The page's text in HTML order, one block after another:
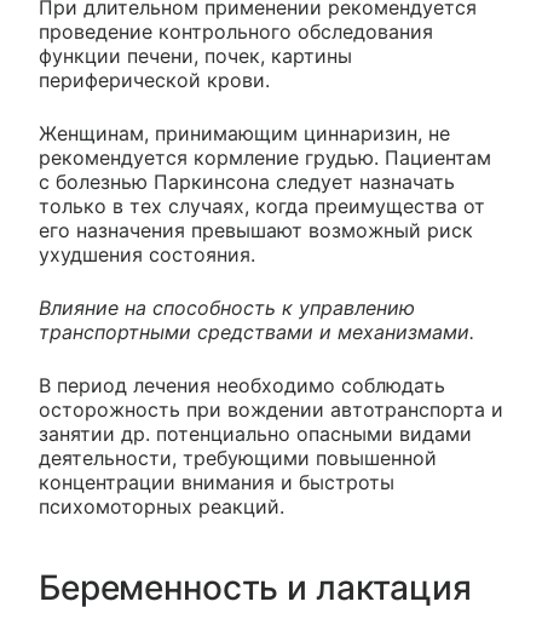
При длительном применении рекомендуется
проведение контрольного обследования
функции печени, почек, картины
периферической крови.
Женщинам, принимающим циннаризин, не
рекомендуется кормление грудью. Пациентам
с болезнью Паркинсона следует назначать
только в тех случаях, когда преимущества от
его назначения превышают возможный риск
ухудшения состояния.
Влияние на способность к управлению
транспортными средствами и механизмами.
В период лечения необходимо соблюдать
осторожность при вождении автотранспорта и
занятии др. потенциально опасными видами
деятельности, требующими повышенной
концентрации внимания и быстроты
психомоторных реакций.
Беременность и лактация